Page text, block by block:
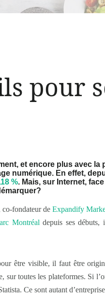
pour
et encore plus avec
numérique. En effet,
%. Mais, sur Internet,
co-fondateur de Expandify
Montréal depuis ses
être visible, il faut être
sur toutes les plateformes. Si
Ce sont autant